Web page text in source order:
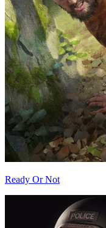
Ready Or Not